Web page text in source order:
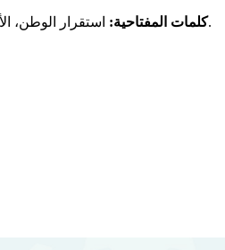
كلمات المفتاحية:استقرار الوطن، الأسباب، العوامل، السنة النبوية.